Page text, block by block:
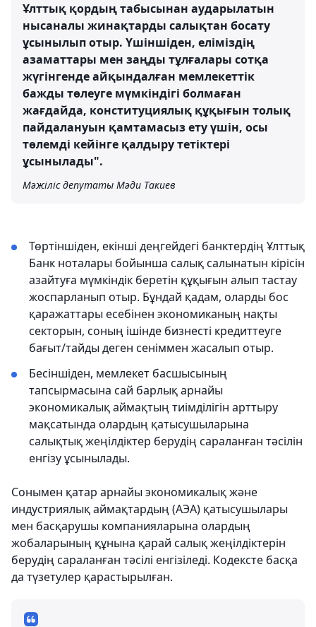
Ұлттық қордың табысынан аударылатын
нысаналы жинақтарды салықтан босату
ұсынылып отыр. Үшіншіден, еліміздің
азаматтары мен заңды тұлғалары сотқа
жүгінгенде айқындалған мемлекеттік
бажды төлеуге мүмкіндігі болмаған
жағдайда, конституциялық құқығын толық
пайдалануын қамтамасыз ету үшін, осы
төлемді кейінге қалдыру тетіктері
ұсынылады".
Мәжіліс депутаты Мәди Такиев
Төртіншіден, екінші деңгейдегі банктердің Ұлттық
Банк ноталары бойынша салық салынатын кірісін
азайтуға мүмкіндік беретін құқығын алып тастау
жоспарланып отыр. Бұндай қадам, оларды бос
қаражаттары есебінен экономиканың нақты
секторын, соның ішінде бизнесті кредиттеуге
бағыт/тайды деген сеніммен жасалып отыр.
Бесіншіден, мемлекет басшысының
тапсырмасына сай барлық арнайы
экономикалық аймақтың тиімділігін арттыру
мақсатында олардың қатысушыларына
салықтық жеңілдіктер берудің сараланған тәсілін
енгізу ұсынылады.
Сонымен қатар арнайы экономикалық және
индустриялық аймақтардың (АЭА) қатысушылары
мен басқарушы компанияларына олардың
жобаларының құнына қарай салық жеңілдіктерін
берудің сараланған тәсілі енгізіледі. Кодексте басқа
да түзетулер қарастырылған.